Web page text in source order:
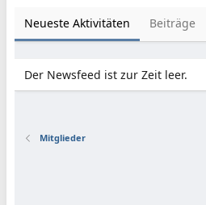
Neueste Aktivitäten Beiträge
Der Newsfeed ist zur Zeit leer.
Mitglieder